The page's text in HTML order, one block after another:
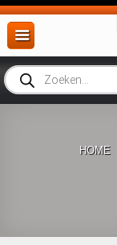
Ga
naar
inhoud
Producten
zoeken
HOME